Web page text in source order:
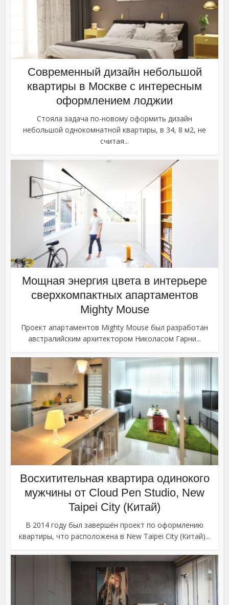
Современный дизайн небольшой
квартиры в Москве с интересным
оформлением лоджии
Стояла задача по-новому оформить дизайн
небольшой однокомнатной квартиры, в 34, 8 м2, не
считая...
Мощная энергия цвета в интерьере
сверхкомпактных апартаментов
Mighty Mouse
Проект апартаментов Mighty Mouse был разработан
австралийским архитектором Николасом Гарни...
Восхитительная квартира одинокого
мужчины от Cloud Pen Studio, New
Taipei City (Китай)
В 2014 году был завершён проект по оформлению
квартиры, что расположена в New Taipei City (Китай)...